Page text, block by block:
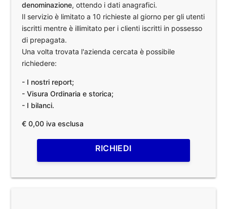
denominazione, ottendo i dati anagrafici.
Il servizio è limitato a 10 richieste al giorno per gli utenti
iscritti mentre è illimitato per i clienti iscritti in possesso
di prepagata.
Una volta trovata l'azienda cercata è possibile
richiedere:
- I nostri report;
- Visura Ordinaria e storica;
- I bilanci.
€ 0,00 iva esclusa
RICHIEDI